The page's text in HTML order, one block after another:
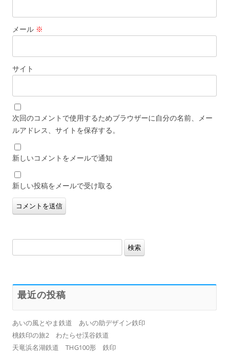
メール ※
サイト
次回のコメントで使用するためブラウザーに自分の名前、メー
ルアドレス、サイトを保存する。
新しいコメントをメールで通知
新しい投稿をメールで受け取る
索:
最近の投稿
あいの風とやま鉄道 あいの助デザイン鉄印
桃鉄印の旅2 わたらせ渓谷鉄道
天竜浜名湖鉄道 THG100形 鉄印